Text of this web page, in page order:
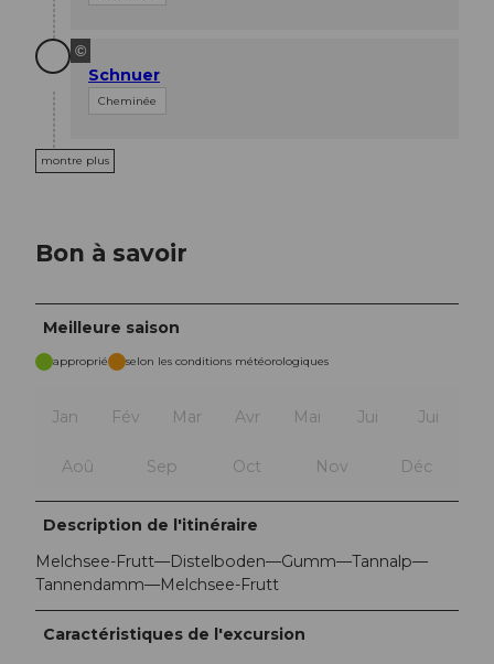
©
Schnuer
Cheminée
montre plus
Bon à savoir
Meilleure saison
approprié selon les conditions météorologiques
Jan Fév Mar Avr Mai Jui Jui
Aoû Sep Oct Nov Déc
Description de l'itinéraire
Melchsee-Frutt—Distelboden—Gumm—Tannalp—
Tannendamm—Melchsee-Frutt
Caractéristiques de l'excursion